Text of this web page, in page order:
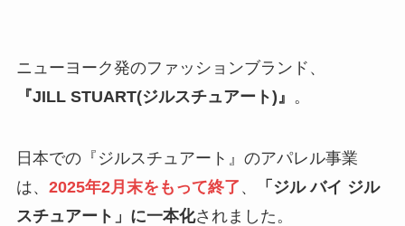
ニューヨーク発のファッションブランド、
『JILL STUART(ジルスチュアート)』 。
日本での『ジルスチュアート』のアパレル事業
は、 2025年2月末をもって終了 、
「ジル バイ ジル
スチュアート」に一本化されました。